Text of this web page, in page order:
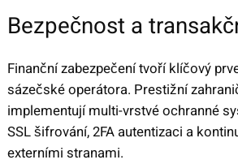
Bezpečnost a
Finanční zabezpečení tvoří klíčový
sázečské operátora. Prestižní
implementují multi-vrstvé ochranné
SSL šifrování, 2FA autentizaci a
externími stranami.